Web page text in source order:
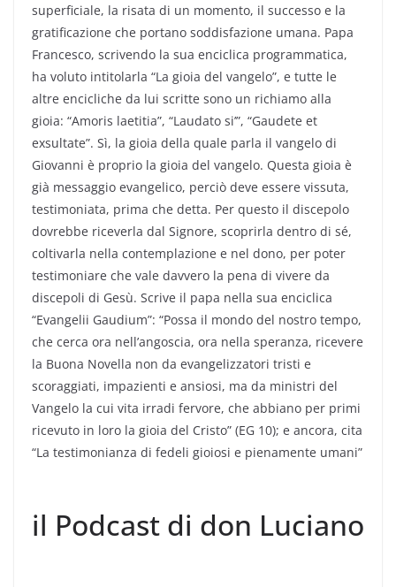
superficiale, la risata di un momento, il successo e la
gratificazione che portano soddisfazione umana. Papa
Francesco, scrivendo la sua enciclica programmatica,
ha voluto intitolarla “La gioia del vangelo”, e tutte le
altre encicliche da lui scritte sono un richiamo alla
gioia: “Amoris laetitia”, “Laudato si’”, “Gaudete et
exsultate”. Sì, la gioia della quale parla il vangelo di
Giovanni è proprio la gioia del vangelo. Questa gioia è
già messaggio evangelico, perciò deve essere vissuta,
testimoniata, prima che detta. Per questo il discepolo
dovrebbe riceverla dal Signore, scoprirla dentro di sé,
coltivarla nella contemplazione e nel dono, per poter
testimoniare che vale davvero la pena di vivere da
discepoli di Gesù. Scrive il papa nella sua enciclica
“Evangelii Gaudium”: “Possa il mondo del nostro tempo,
che cerca ora nell’angoscia, ora nella speranza, ricevere
la Buona Novella non da evangelizzatori tristi e
scoraggiati, impazienti e ansiosi, ma da ministri del
Vangelo la cui vita irradi fervore, che abbiano per primi
ricevuto in loro la gioia del Cristo” (EG 10); e ancora, cita
“La testimonianza di fedeli gioiosi e pienamente umani”
il Podcast di don Luciano